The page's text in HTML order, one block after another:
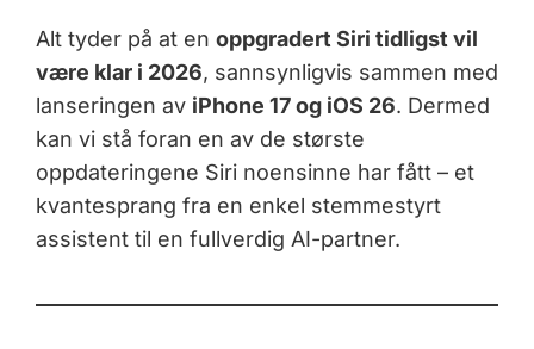
Alt tyder på at en oppgradert Siri tidligst vil
være klar i 2026, sannsynligvis sammen med
lanseringen av iPhone 17 og iOS 26. Dermed
kan vi stå foran en av de største
oppdateringene Siri noensinne har fått – et
kvantesprang fra en enkel stemmestyrt
assistent til en fullverdig AI-partner.